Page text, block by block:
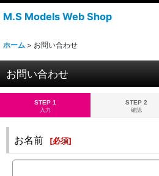
M.S Models Web Shop
ホーム > お問い合わせ
お問い合わせ
STEP 1
入力
STEP 2
確認
お名前 [必須]